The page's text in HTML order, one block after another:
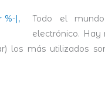
Todo el
electrónico. Hay
los más utilizados